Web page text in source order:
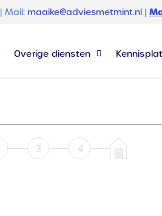
| Mail: maaike@adviesmetmint.nl |
Overige diensten